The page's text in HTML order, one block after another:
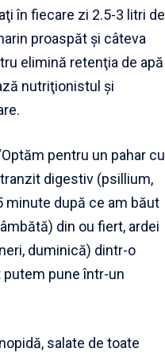
în fiecare zi 2.5-3 litri de
proaspăt şi câteva
elimină retenţia de apă
nutriţionistul şi
pentru un pahar cu
digestiv (psillium,
minute după ce am băut
din ou fiert, ardei
duminică) dintr-o
pune într-un
salate de toate